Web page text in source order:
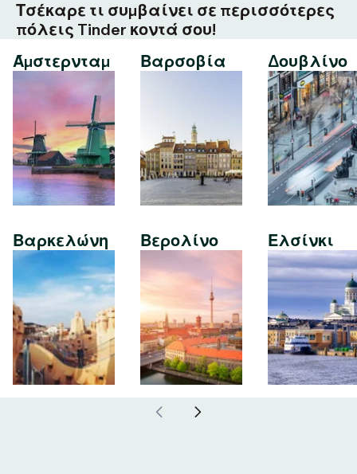
Τσέκαρε τι συμβαίνει σε περισσότερες
πόλεις Tinder κοντά σου!
Άμστερνταμ
Βαρκελώνη
Βαρσοβία
Βερολίνο
Δουβλίνο
Ελσίνκι